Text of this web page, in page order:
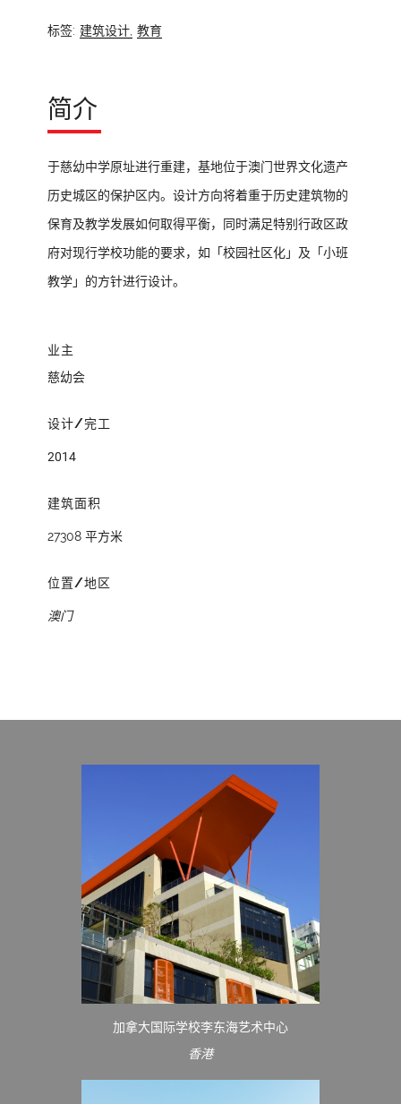
标签: 建筑设计, 教育
简介
于慈幼中学原址进行重建，基地位于澳门世界文化遗产
历史城区的保护区内。设计方向将着重于历史建筑物的
保育及教学发展如何取得平衡，同时满足特别行政区政
府对现行学校功能的要求，如「校园社区化」及「小班
教学」的方针进行设计。
业主
慈幼会
设计/完工
2014
建筑面积
27308 平方米
位置/地区
澳门
加拿大国际学校李东海艺术中心
香港